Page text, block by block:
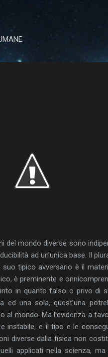
mondo diverse sono
ad un’unica base. Il
tipico avversario è il
è preminente e
in quanto falso o privo di
una sola, quest’una
al mondo. Ma l’evidenza a
e il tipo e le
diverse dalla fisica non
applicati nella scienza,